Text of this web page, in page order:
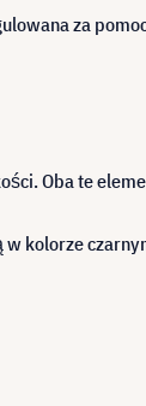
za
Oba te
w kolorze